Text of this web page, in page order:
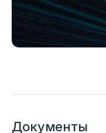
Документы